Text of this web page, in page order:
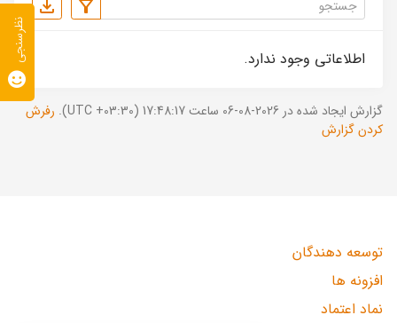
اطلاعاتی وجود ندارد.
گزارش ایجاد شده در 2026-08-06 ساعت 17:48:17 (UTC +03:30).
رفرش
کردن گزارش
توسعه دهندگان
افزونه ها
نماد اعتماد
نظرسنجی